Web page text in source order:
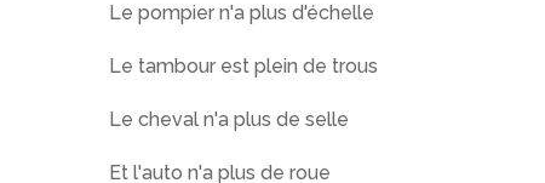
Le pompier n'a plus d'échelle
Le tambour est plein de trous
Le cheval n'a plus de selle
Et l'auto n'a plus de roue